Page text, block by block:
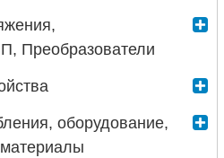
Преобразователи
оборудование,